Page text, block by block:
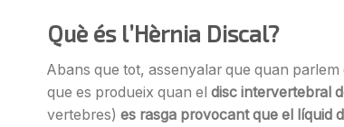
Què és l’Hèrnia Discal?
Abans que tot, assenyalar que quan parlem
que es produeix quan el disc intervertebral
vertebres) es rasga provocant que el líquid